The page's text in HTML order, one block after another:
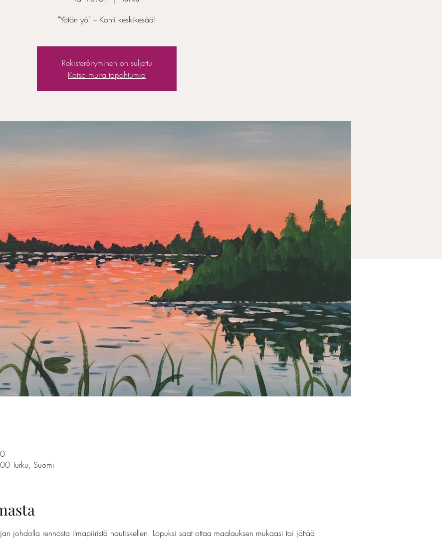
"Yötön yö" – Kohti keskikesää!
Rekisteröityminen on suljettu
Katso muita tapahtumia
Turku, Suomi
johdolla rennosta ilmapiiristä nautiskellen. Lopuksi saat ottaa maalauksen mukaasi tai jättää